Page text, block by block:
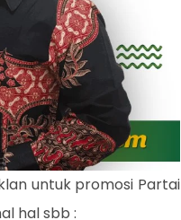
untuk promosi Partai
hal sbb :